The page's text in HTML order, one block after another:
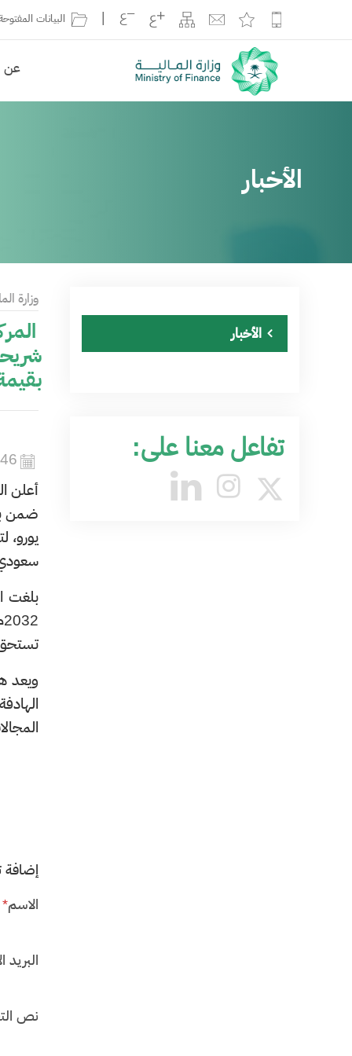
البيانات
عن
الأخبار
الأخبار
تفاعل معنا على:
وزارة
بقيمة
​أعلن
ضمن
يورو،
تستحق
ويعد
إضافة
الاسم*
البريد
نص